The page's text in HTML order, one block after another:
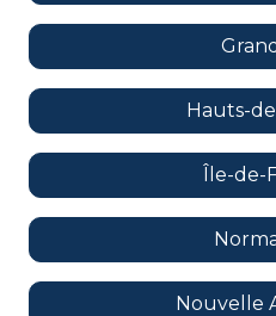
Hauts-
Île-de-
Nouvelle